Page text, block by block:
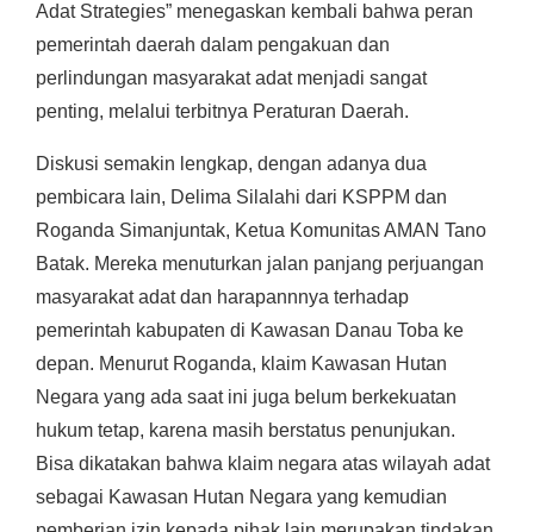
Adat Strategies” menegaskan kembali bahwa peran
pemerintah daerah dalam pengakuan dan
perlindungan masyarakat adat menjadi sangat
penting, melalui terbitnya Peraturan Daerah.
Diskusi semakin lengkap, dengan adanya dua
pembicara lain, Delima Silalahi dari KSPPM dan
Roganda Simanjuntak, Ketua Komunitas AMAN Tano
Batak. Mereka menuturkan jalan panjang perjuangan
masyarakat adat dan harapannnya terhadap
pemerintah kabupaten di Kawasan Danau Toba ke
depan. Menurut Roganda, klaim Kawasan Hutan
Negara yang ada saat ini juga belum berkekuatan
hukum tetap, karena masih berstatus penunjukan.
Bisa dikatakan bahwa klaim negara atas wilayah adat
sebagai Kawasan Hutan Negara yang kemudian